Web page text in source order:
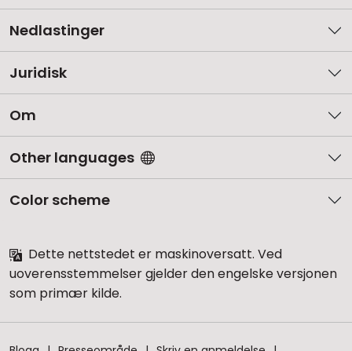
Nedlastinger
Juridisk
Om
Other languages
Color scheme
Dette nettstedet er maskinoversatt. Ved
uoverensstemmelser gjelder den engelske versjonen
som primær kilde.